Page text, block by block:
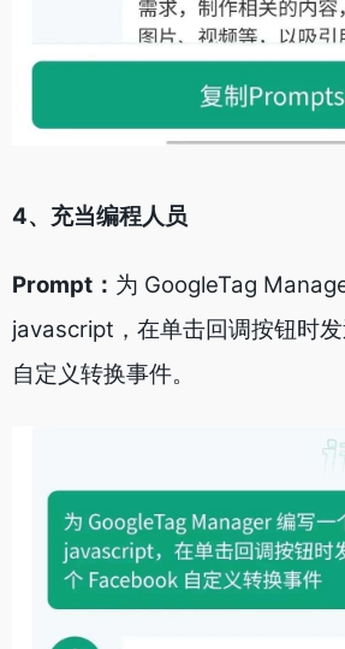
4、充当编程人员
Prompt： 为 GoogleTag
javascript，在单击回调按钮时
自定义转换事件。